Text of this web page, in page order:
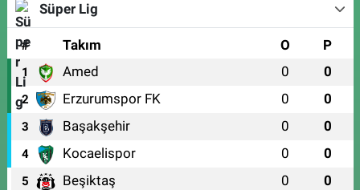
Süper Lig
# Takım O P
1 Amed 0 0
2 Erzurumspor FK 0 0
3 Başakşehir 0 0
4 Kocaelispor 0 0
5 Beşiktaş 0 0